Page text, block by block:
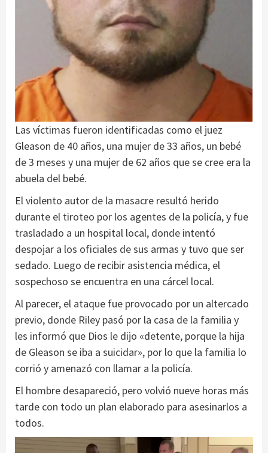
Las víctimas fueron identificadas como el juez
Gleason de 40 años, una mujer de 33 años, un bebé
de 3 meses y una mujer de 62 años que se cree era la
abuela del bebé.
El violento autor de la masacre resultó herido
durante el tiroteo por los agentes de la policía, y fue
trasladado a un hospital local, donde intentó
despojar a los oficiales de sus armas y tuvo que ser
sedado. Luego de recibir asistencia médica, el
sospechoso se encuentra en una cárcel local.
Al parecer, el ataque fue provocado por un altercado
previo, donde Riley pasó por la casa de la familia y
les informó que Dios le dijo «detente, porque la hija
de Gleason se iba a suicidar», por lo que la familia lo
corrió y amenazó con llamar a la policía.
El hombre desapareció, pero volvió nueve horas más
tarde con todo un plan elaborado para asesinarlos a
todos.